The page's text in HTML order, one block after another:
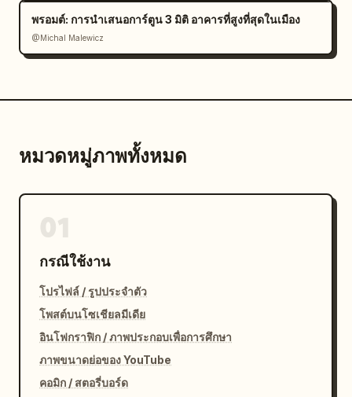
พรอมต์: การนำเสนอการ์ตูน 3 มิติ อาคารที่สูงที่สุดในเมือง
@Michal Malewicz
หมวดหมู่ภาพทั้งหมด
กรณีใช้งาน
โปรไฟล์ / รูปประจำตัว
โพสต์บนโซเชียลมีเดีย
อินโฟกราฟิก / ภาพประกอบเพื่อการศึกษา
ภาพขนาดย่อของ YouTube
คอมิก / สตอรี่บอร์ด